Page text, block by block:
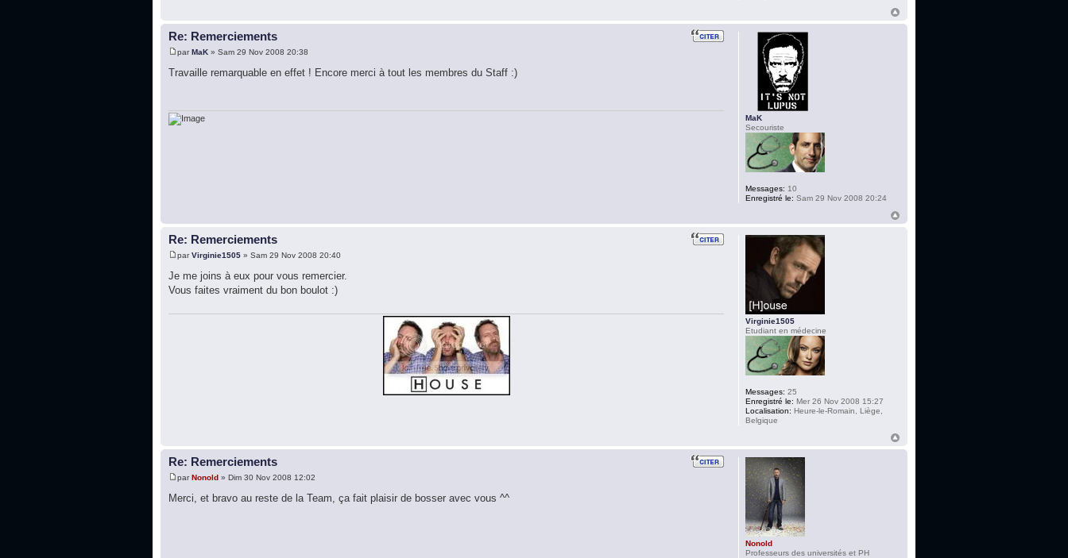
Re: Remerciements
parMaK » Sam 29 Nov 2008 20:38
Travaille remarquable en effet ! Encore merci à tout les membres du Staff :)
MaK
Secouriste
Messages: 10
Enregistré le: Sam 29 Nov 2008 20:24
Re: Remerciements
parVirginie1505 » Sam 29 Nov 2008 20:40
Je me joins à eux pour vous remercier.
Vous faites vraiment du bon boulot :)
Virginie1505
Etudiant en médecine
Messages: 25
Enregistré le: Mer 26 Nov 2008 15:27
Localisation: Heure-le-Romain, Liège,
Belgique
Re: Remerciements
parNonold » Dim 30 Nov 2008 12:02
Merci, et bravo au reste de la Team, ça fait plaisir de bosser avec vous ^^
Nonold
Professeurs des universités et PH